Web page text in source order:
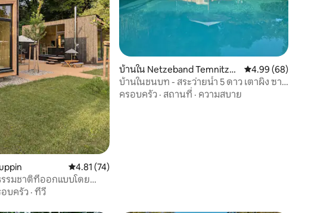
ว
คะแนนเฉลี่ย 4.81 จาก 5, 74 รีวิว
4.81 (74)
รมชาติที่ออกแบบโดย
บครัว · ทีวี
บ้านใน Netzeband Temnitzq
uell
คะแนนเฉลี่ย 4.99 จาก
4.99 (68)
บ้านในชนบท - สระว่ายน้ำ 5 ดาว เตาผิง ซาว
น่า
ครอบครัว · สถานที่ · ความสบาย